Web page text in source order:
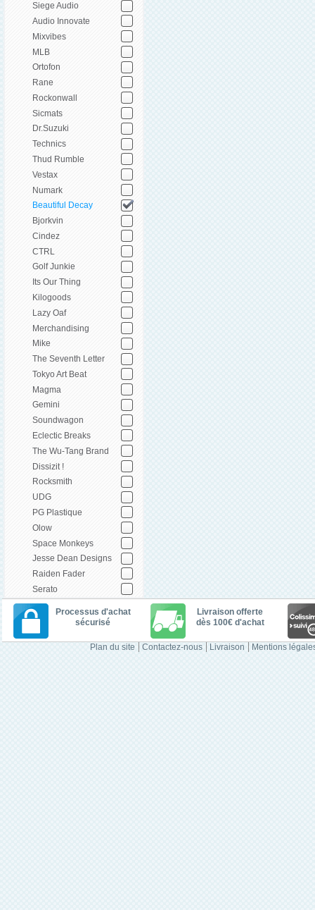
Siege Audio
Audio Innovate
Mixvibes
MLB
Ortofon
Rane
Rockonwall
Sicmats
Dr.Suzuki
Technics
Thud Rumble
Vestax
Numark
Beautiful Decay
Bjorkvin
Cindez
CTRL
Golf Junkie
Its Our Thing
Kilogoods
Lazy Oaf
Merchandising
Mike
The Seventh Letter
Tokyo Art Beat
Magma
Gemini
Soundwagon
Eclectic Breaks
The Wu-Tang Brand
Dissizit !
Rocksmith
UDG
PG Plastique
Olow
Space Monkeys
Jesse Dean Designs
Raiden Fader
Serato
Processus d'achat
sécurisé
Livraison offerte
dès 100€ d'achat
Plan du site Contactez-nous Livraison Mentions